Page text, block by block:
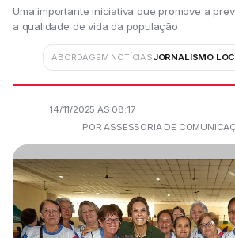
Uma importante iniciativa que promove a
a qualidade de vida da população
ABORDAGEM NOTÍCIASJORNALISMO
14/11/2025 ÀS 08:17
POR ASSESSORIA DE